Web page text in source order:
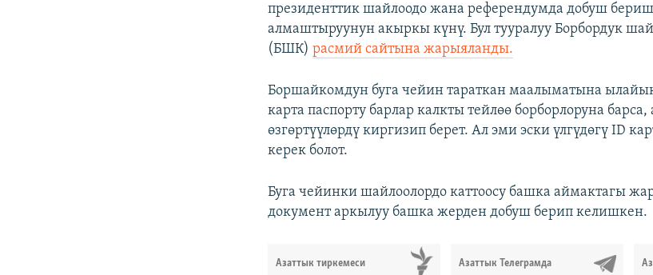
президенттик шайлоодо жана референдумда добуш бериш
алмаштыруунун акыркы күнү. Бул тууралуу Борбордук
(БШК)расмий сайтына жарыяланды.
Боршайкомдун буга чейин тараткан маалыматына
карта паспорту барлар калкты тейлөө борборлоруна
өзгөртүүлөрдү киргизип берет. Ал эми эски үлгүдөгү ID
керек болот.
Буга чейинки шайлоолордо каттоосу башка аймактагы
документ аркылуу башка жерден добуш берип келишкен.
Азаттык тиркемеси Азаттык Телеграмда